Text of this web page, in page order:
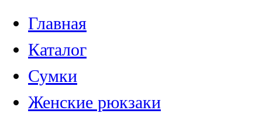
Главная
Каталог
Сумки
Женские рюкзаки